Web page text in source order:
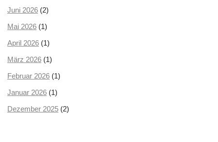
Juni 2026 (2)
Mai 2026 (1)
April 2026 (1)
März 2026 (1)
Februar 2026 (1)
Januar 2026 (1)
Dezember 2025 (2)